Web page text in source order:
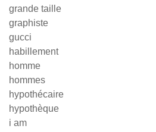
grande taille
graphiste
gucci
habillement
homme
hommes
hypothécaire
hypothèque
i am